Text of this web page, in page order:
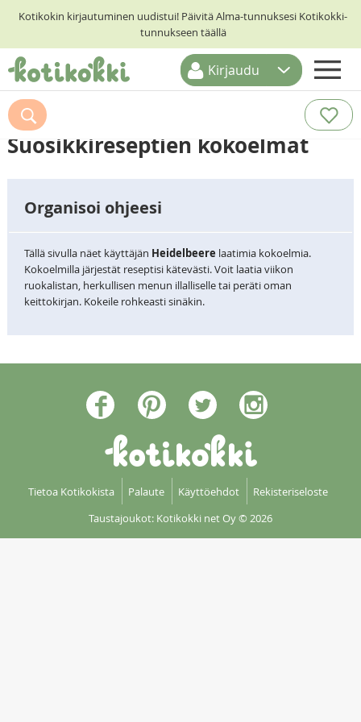
Kotikokin kirjautuminen uudistui! Päivitä Alma-tunnuksesi Kotikokki-
tunnukseen täällä
ETUSIVU
RESEPTIHAKU
Kirjaudu
Suosikkireseptien kokoelmat
Organisoi ohjeesi
Tällä sivulla näet käyttäjän Heidelbeere laatimia kokoelmia.
Kokoelmilla järjestät reseptisi kätevästi. Voit laatia viikon
ruokalistan, herkullisen menun illalliselle tai peräti oman
keittokirjan. Kokeile rohkeasti sinäkin.
Tietoa Kotikokista Palaute Käyttöehdot
Rekisteriseloste
Taustajoukot: Kotikokki net Oy© 2026